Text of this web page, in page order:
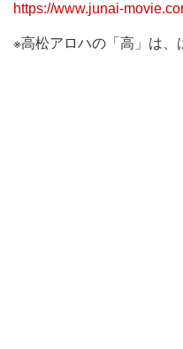
https://www.junai-
※高松アロハの「高」は、